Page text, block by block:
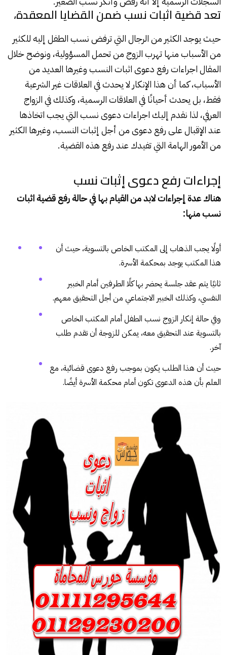
تعد قضية اثبات نسب ضمن القضايا المعقدة،
حيث يوجد الكثير من الرجال التي ترفض نسب الطفل إليه للكثير
من الأسباب منها تهرب الزوج من تحمل المسؤولية، ونوضح خلال
المقال اجراءات رفع دعوى اثبات النسب وغيرها العديد من
الأسباب، كما أن هذا الإنكار لا يحدث في العلاقات غير الشرعية
فقط، بل يحدث أحيانًا في العلاقات الرسمية، وكذلك في الزواج
العرفي، لذا نقدم إليك اجراءات دعوى نسب التي يجب اتخاذها
عند الإقبال على رفع دعوى من أجل إثبات النسب، وغيرها الكثير
من الأمور الهامة التي تفيدك عند رفع هذه القضية.
إجراءات رفع دعوى إثبات نسب
هناك عدة إجراءات لابد من القيام بها في حالة رفع قضية اثبات
نسب منها:
أولًا يجب الذهاب إلى المكتب الخاص بالتسوية، حيث أن
هذا المكتب يوجد بمحكمة الأسرة.
ثانيًا يتم عقد جلسة يحضر بها كلًا الطرفين أمام الخبير
النفسي، وكذلك الخبير الاجتماعي من أجل التحقيق معهم.
وفي حالة إنكار الزوج نسب الطفل أمام المكتب الخاص
بالتسوية عند التحقيق معه، يمكن للزوجة أن تقدم طلب
آخر.
حيث أن هذا الطلب يكون بموجب رفع دعوى قضائية، مع
العلم بأن هذه الدعوى تكون أمام محكمة الأسرة أيضًا.